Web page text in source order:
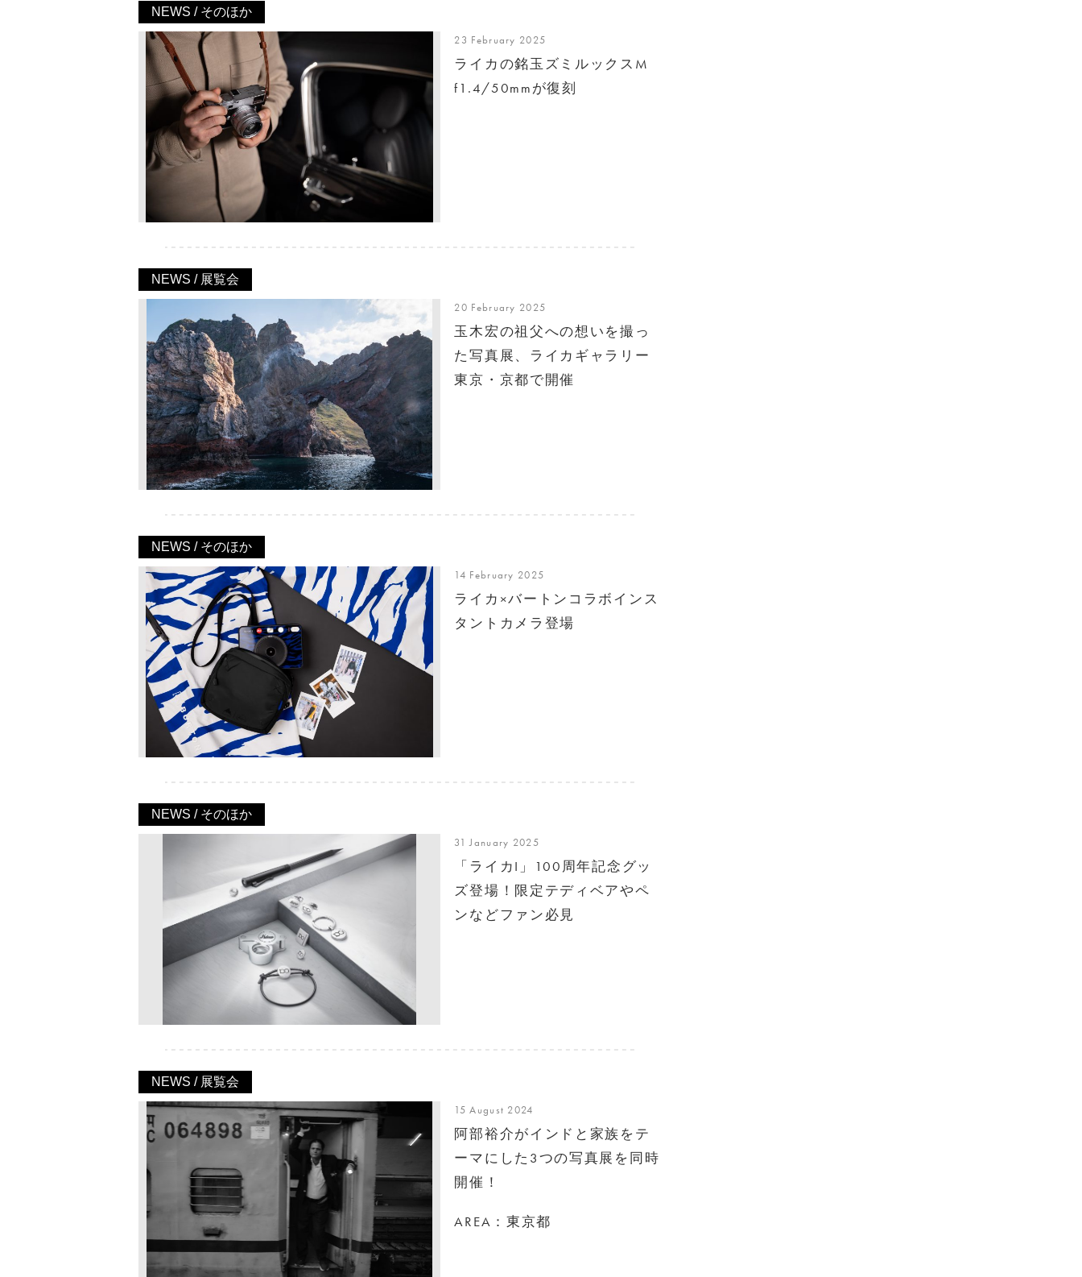
NEWS / そのほか
23 February 2025
ライカの銘玉ズミルックスM
f1.4/50mmが復刻
NEWS / 展覧会
20 February 2025
玉木宏の祖父への想いを撮っ
た写真展、ライカギャラリー
東京・京都で開催
NEWS / そのほか
14 February 2025
ライカ×バートンコラボインス
タントカメラ登場
NEWS / そのほか
31 January 2025
「ライカI」100周年記念グッ
ズ登場！限定テディベアやペ
ンなどファン必見
NEWS / 展覧会
15 August 2024
阿部裕介がインドと家族をテ
ーマにした3つの写真展を同時
開催！
AREA：東京都